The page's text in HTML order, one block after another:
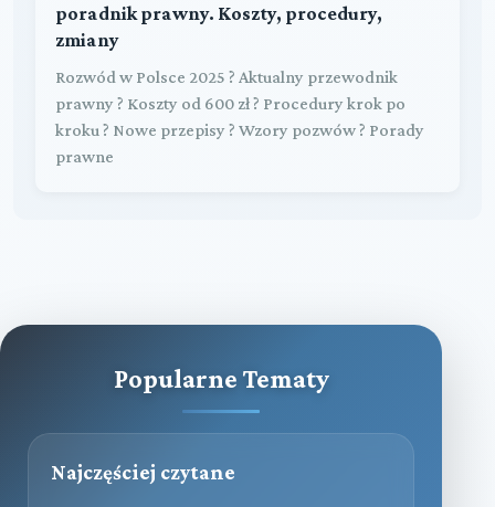
poradnik prawny. Koszty, procedury,
zmiany
Rozwód w Polsce 2025 ? Aktualny przewodnik
prawny ? Koszty od 600 zł ? Procedury krok po
kroku ? Nowe przepisy ? Wzory pozwów ? Porady
prawne
Popularne Tematy
Najczęściej czytane